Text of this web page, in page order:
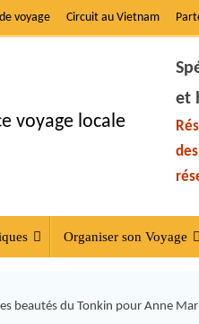
voyage Circuit au Vietnam
voyage locale
et
Organiser son Voyage
beautés du Tonkin pour Anne